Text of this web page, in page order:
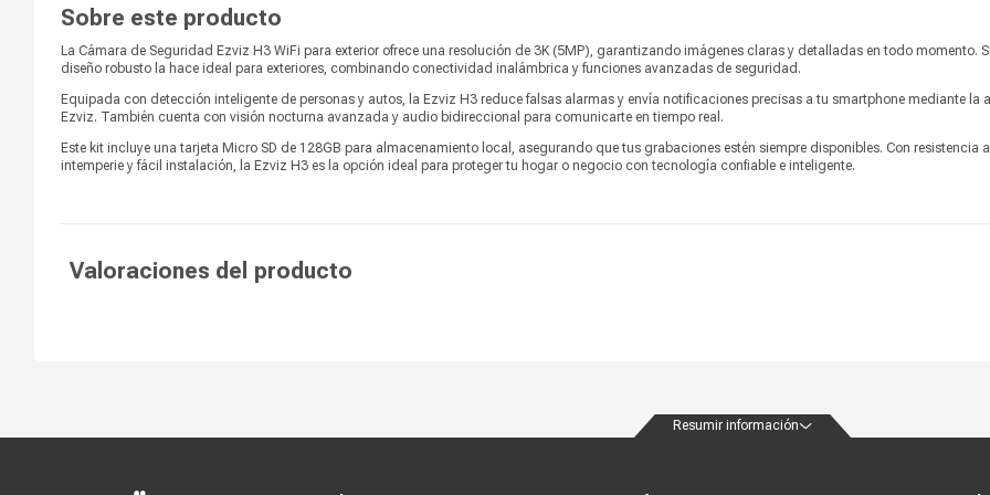
Parlantes
Micrófono Sí
Memoria Micro SD
Hasta de 512GB (Incluye
memoria 128GB)
App EZVIZ
Alto 8.7 cm
Ancho
Profundidad 15.5 cm
Sobre este producto
La Cámara de Seguridad Ezviz H3 WiFi para exterior ofrece una resolución de 3K (5MP), garantizando imágenes claras y detalladas en todo momento.
diseño robusto la hace ideal para exteriores, combinando conectividad inalámbrica y funciones avanzadas de seguridad.
Equipada con detección inteligente de personas y autos, la Ezviz H3 reduce falsas alarmas y envía notificaciones precisas a tu smartphone mediante la
Ezviz. También cuenta con visión nocturna avanzada y audio bidireccional para comunicarte en tiempo real.
Este kit incluye una tarjeta Micro SD de 128GB para almacenamiento local, asegurando que tus grabaciones estén siempre disponibles. Con resistencia
intemperie y fácil instalación, la Ezviz H3 es la opción ideal para proteger tu hogar o negocio con tecnología confiable e inteligente.
Valoraciones del producto
Resumir información